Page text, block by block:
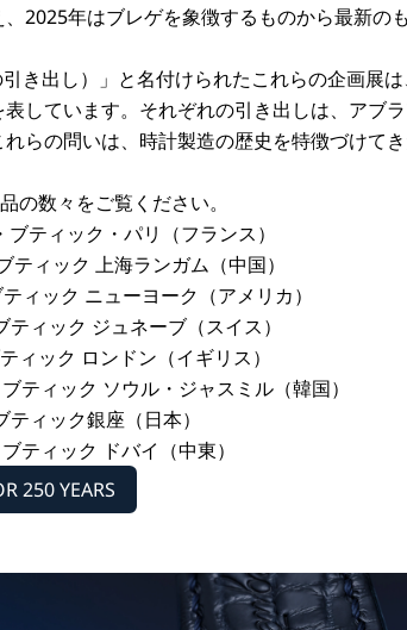
2025年はブレゲを象徴するものから最新
き出し）」と名付けられたこれらの企画展
しています。それぞれの引き出しは、アブ
らの問いは、時計製造の歴史を特徴づけて
の数々をご覧ください。
ティック・パリ（フランス）
ィック 上海ランガム（中国）
ィック ニューヨーク（アメリカ）
ィック ジュネーブ（スイス）
ィック ロンドン（イギリス）
ティック ソウル・ジャスミル（韓国）
ィック銀座（日本）
ティック ドバイ（中東）
250 YEARS